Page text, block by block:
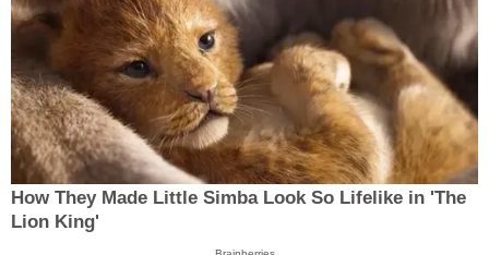
How They Made Little Simba Look So Lifelike in 'The
Lion King'